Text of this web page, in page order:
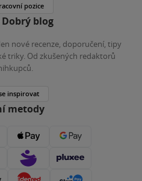
pozice
Dobrý blog
nové recenze, doporučení, tipy
triky. Od zkušených redaktorů
inspirovat
metody